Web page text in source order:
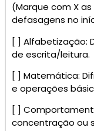
(Marque com X
defasagens no
[ ] Alfabetização:
de escrita/leitura.
[ ] Matemática:
e operações
[ ]
concentração ou